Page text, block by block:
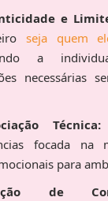
e
seja quem
a
necessárias
Técnica:
focada na
para
de